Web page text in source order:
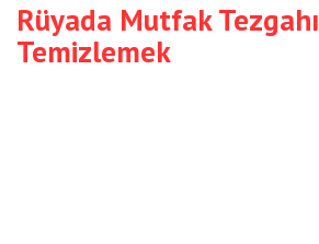
Rüyada Mutfak Tezgahı
Temizlemek